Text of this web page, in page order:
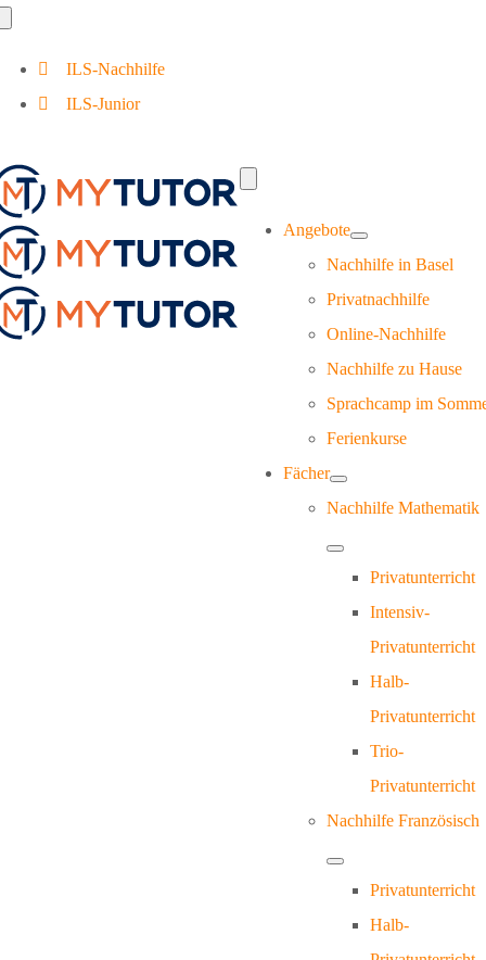
Zum
Navigation
ILS-Nachhilfe
ILS-Junior
Navigation
Angebote
Nachhilfe in Basel
Privatnachhilfe
Online-Nachhilfe
Nachhilfe zu Hause
Sprachcamp im
Ferienkurse
Fächer
Nachhilfe Mathematik
Privatunterricht
Intensiv-
Privatunterricht
Halb-
Privatunterricht
Trio-
Privatunterricht
Nachhilfe Französisch
Privatunterricht
Halb-